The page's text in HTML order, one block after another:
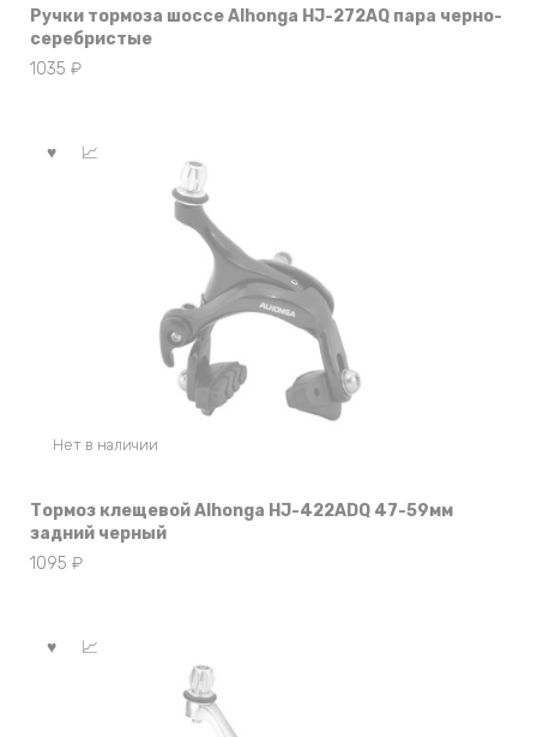
Ручки тормоза шоссе Alhonga HJ-272AQ пара черно-
серебристые
1035 ₽
Нет в наличии
Тормоз клещевой Alhonga HJ-422ADQ 47-59мм
задний черный
1095 ₽